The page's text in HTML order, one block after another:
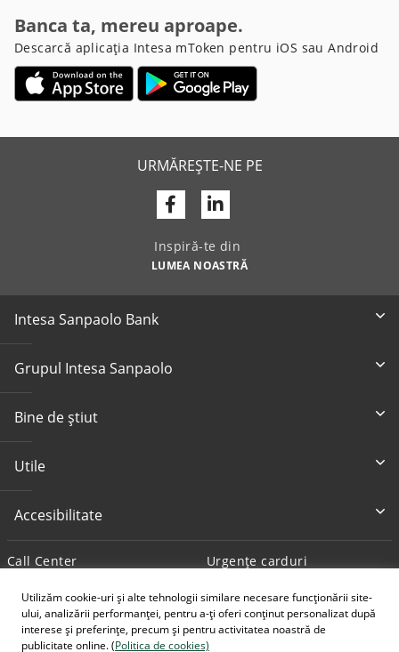
Utilizăm cookie-uri și alte tehnologii similare necesare funcționării site-
ului, analizării performanței, pentru a-ți oferi conținut personalizat după
interese și preferințe, precum și pentru activitatea noastră de
publicitate online. (Politica de cookies)
Banca ta, mereu aproape.
Descarcă aplicația Intesa mToken pentru iOS sau Android
URMĂREȘTE-NE PE
FacebookLinkedin
Inspiră-te din
LUMEA NOASTRĂ
Intesa Sanpaolo Bank
Grupul Intesa Sanpaolo
Bine de știut
Utile
Accesibilitate
Call Center
Urgențe carduri
Scrie-ne
contact@intesasanpaolo.ro